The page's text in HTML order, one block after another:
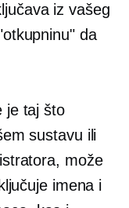
iz vašeg
da
je taj što
sustavu ili
može
imena i